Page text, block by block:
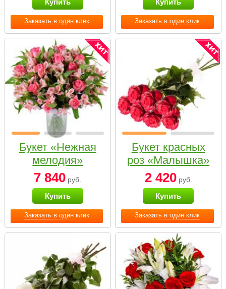
Заказать в один клик Заказать в один клик
Заказать в один клик
Букет «Нежная
мелодия»
7 840 руб.
Купить
Заказать в один клик
Букет красных
роз «Малышка»
2 420руб.
Купить